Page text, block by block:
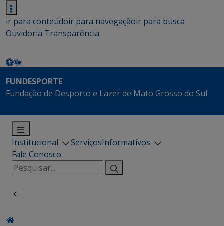
ir para conteúdoir para navegaçãoir para busca
Ouvidoria Transparência
FUNDESPORTE
Fundação de Desporto e Lazer de Mato Grosso do Sul
Institucional ServiçosInformativos
Fale Conosco
Pesquisar
por: